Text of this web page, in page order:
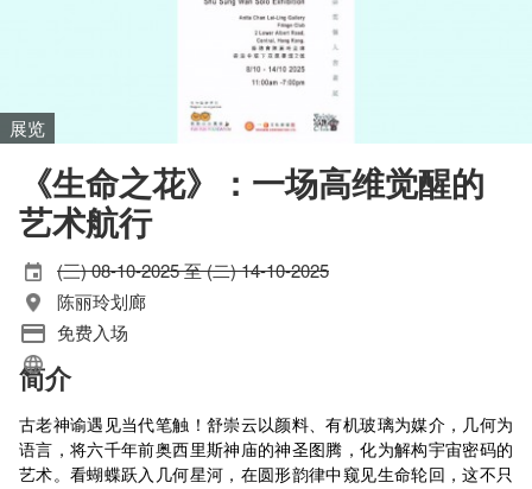
展览
《生命之花》：一场高维觉醒的
艺术航行
(三) 08-10-2025 至 (二) 14-10-2025
陈丽玲划廊
免费入场
简介
古老神谕遇见当代笔触！舒崇云以颜料、有机玻璃为媒介，几何为
语言，将六千年前奥西里斯神庙的神圣图腾，化为解构宇宙密码的
艺术。看蝴蝶跃入几何星河，在圆形韵律中窥见生命轮回，这不只